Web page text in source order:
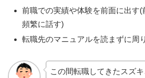
前職での実績や体験を前面に出す(
頻繁に話す)
転職先のマニュアルを読まずに周
この間転職してきたスズ